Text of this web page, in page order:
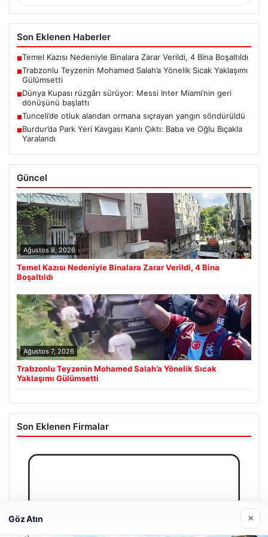
Son Eklenen Haberler
■Temel Kazısı Nedeniyle Binalara Zarar Verildi, 4 Bina Boşaltıldı
■Trabzonlu Teyzenin Mohamed Salah’a Yönelik Sıcak Yaklaşımı
Gülümsetti
■Dünya Kupası rüzgârı sürüyor: Messi Inter Miami’nin geri
dönüşünü başlattı
■Tunceli’de otluk alandan ormana sıçrayan yangın söndürüldü
■Burdur’da Park Yeri Kavgası Kanlı Çıktı: Baba ve Oğlu Bıçakla
Yaralandı
Güncel
Ağustos 8, 2026
Temel Kazısı Nedeniyle Binalara Zarar Verildi, 4 Bina
Boşaltıldı
Ağustos 7, 2026
Trabzonlu Teyzenin Mohamed Salah’a Yönelik Sıcak
Yaklaşımı Gülümsetti
Son Eklenen Firmalar
Göz Atın ×